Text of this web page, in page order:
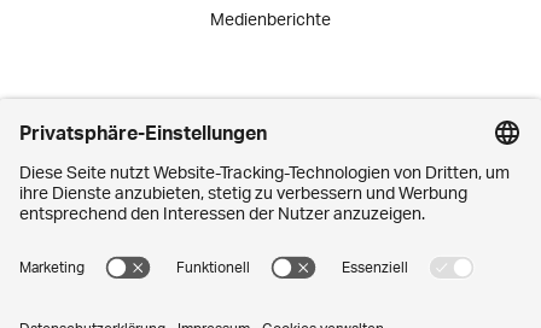
Medienberichte
Engagement
Praktika
Schnuppertage
Mitarbeiter-Initiativen